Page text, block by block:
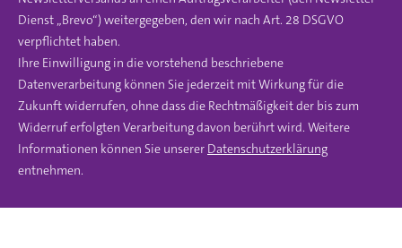
Dienst „Brevo“) weitergegeben, den wir nach Art. 28 DSGVO
verpflichtet haben.
Ihre Einwilligung in die vorstehend beschriebene
Datenverarbeitung können Sie jederzeit mit Wirkung für die
Zukunft widerrufen, ohne dass die Rechtmäßigkeit der bis zum
Widerruf erfolgten Verarbeitung davon berührt wird. Weitere
Informationen können Sie unserer Datenschutzerklärung
entnehmen.